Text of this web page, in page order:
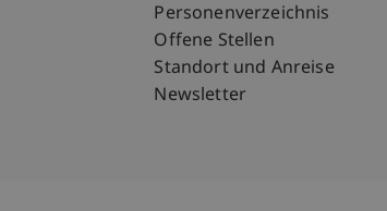
Personenverzeichnis
Offene Stellen
Standort und Anreise
Newsletter